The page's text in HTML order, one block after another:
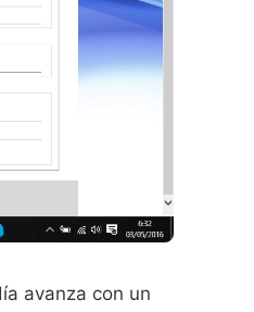
avanza con un